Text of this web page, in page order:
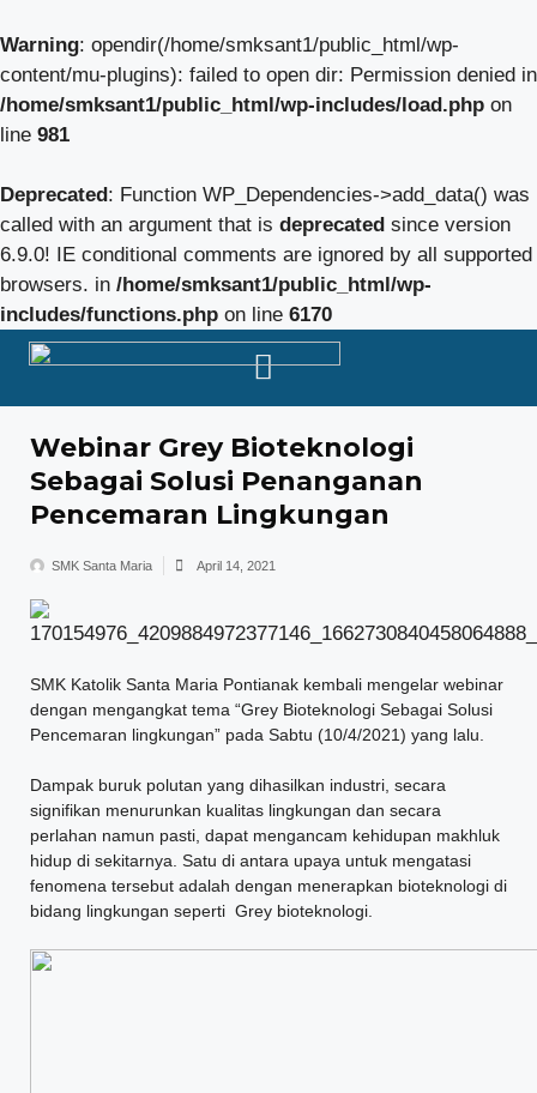
Warning: opendir(/home/smksant1/public_html/wp-
content/mu-plugins): failed to open dir: Permission denied in
/home/smksant1/public_html/wp-includes/load.php on
line 981
Deprecated: Function WP_Dependencies->add_data() was
called with an argument that is deprecated since version
6.9.0! IE conditional comments are ignored by all supported
browsers. in /home/smksant1/public_html/wp-
includes/functions.php on line 6170
Webinar Grey Bioteknologi
Sebagai Solusi Penanganan
Pencemaran Lingkungan
SMK Santa Maria April 14, 2021
SMK Katolik Santa Maria Pontianak kembali mengelar webinar
dengan mengangkat tema “Grey Bioteknologi Sebagai Solusi
Pencemaran lingkungan” pada Sabtu (10/4/2021) yang lalu.
Dampak buruk polutan yang dihasilkan industri, secara
signifikan menurunkan kualitas lingkungan dan secara
perlahan namun pasti, dapat mengancam kehidupan makhluk
hidup di sekitarnya. Satu di antara upaya untuk mengatasi
fenomena tersebut adalah dengan menerapkan bioteknologi di
bidang lingkungan seperti Grey bioteknologi.